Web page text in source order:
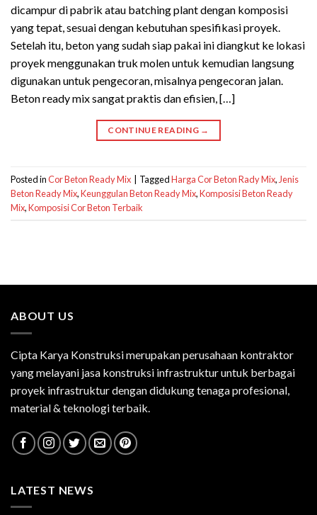
dicampur di pabrik atau batching plant dengan komposisi
yang tepat, sesuai dengan kebutuhan spesifikasi proyek.
Setelah itu, beton yang sudah siap pakai ini diangkut ke lokasi
proyek menggunakan truk molen untuk kemudian langsung
digunakan untuk pengecoran, misalnya pengecoran jalan.
Beton ready mix sangat praktis dan efisien, […]
CONTINUE READING →
Posted inCor Beton Ready Mix TaggedHarga Cor Beton Rady Mix, Jenis
Beton Ready Mix,Keunggulan Beton Ready Mix,Komposisi Beton Ready
Mix,Komposisi Cor Beton Terbaik
ABOUT US
Cipta Karya Konstruksi merupakan perusahaan kontraktor
yang melayani jasa konstruksi infrastruktur untuk berbagai
proyek infrastruktur dengan didukung tenaga profesional,
material & teknologi terbaik.
LATEST NEWS